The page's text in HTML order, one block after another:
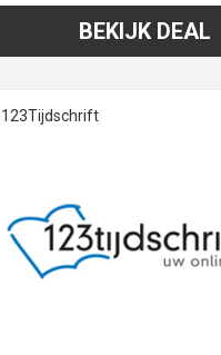
BEKIJK DEAL
123Tijdschrift